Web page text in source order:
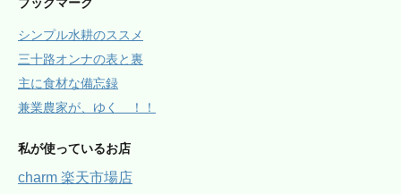
シンプル水耕のススメ
三十路オンナの表と裏
主に食材な備忘録
兼業農家が、ゆく ！！
私が使っているお店
charm 楽天市場店